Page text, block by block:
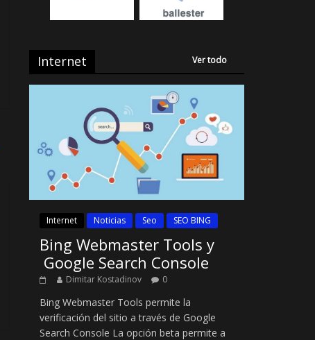
Internet Ver todo
Internet Noticias Seo SEO BING
Bing Webmaster Tools y
Google Search Console
Dimitar Kostadinov 0
Bing Webmaster Tools permite la
verificación del sitio a través de Google
Search Console La opción beta permite a